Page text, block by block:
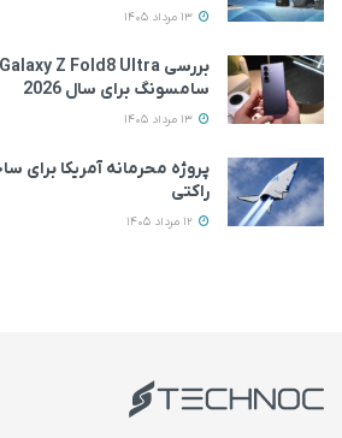
سامسونگ برای سال 2026
پروژه محرمانه آمریکا برای
راکتی